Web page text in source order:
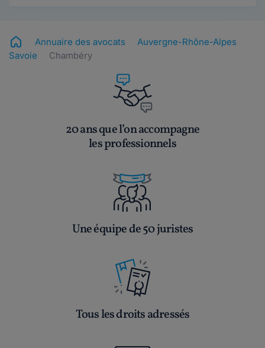
Annuaire des avocats
Auvergne-Rhône-Alpes
Savoie
Chambéry
20 ans que l’on accompagne
les professionnels
Une équipe de 50 juristes
Tous les droits adressés